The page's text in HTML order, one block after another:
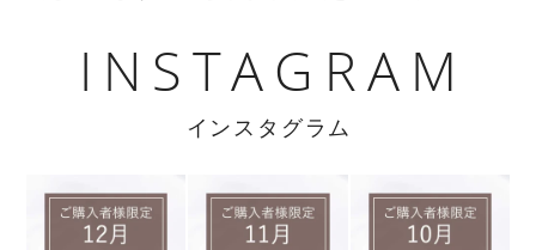
INSTAGRAM
インスタグラム